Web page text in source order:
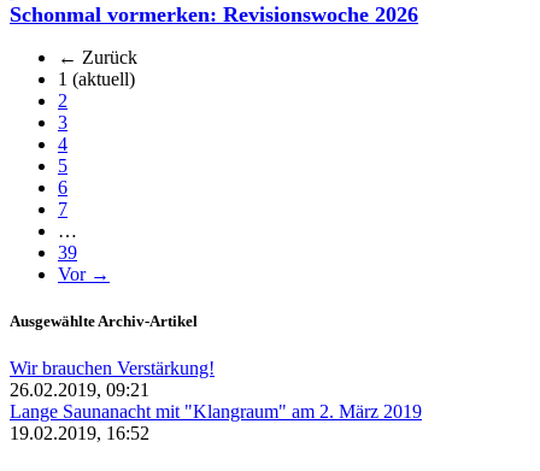
Schonmal vormerken: Revisionswoche 2026
← Zurück
1 (aktuell)
2
3
4
5
6
7
…
39
Vor →
Ausgewählte Archiv-Artikel
Wir brauchen Verstärkung!
26.02.2019, 09:21
Lange Saunanacht mit "Klangraum" am 2. März 2019
19.02.2019, 16:52